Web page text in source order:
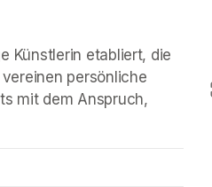
Künstlerin etabliert, die
persönliche
mit dem Anspruch,